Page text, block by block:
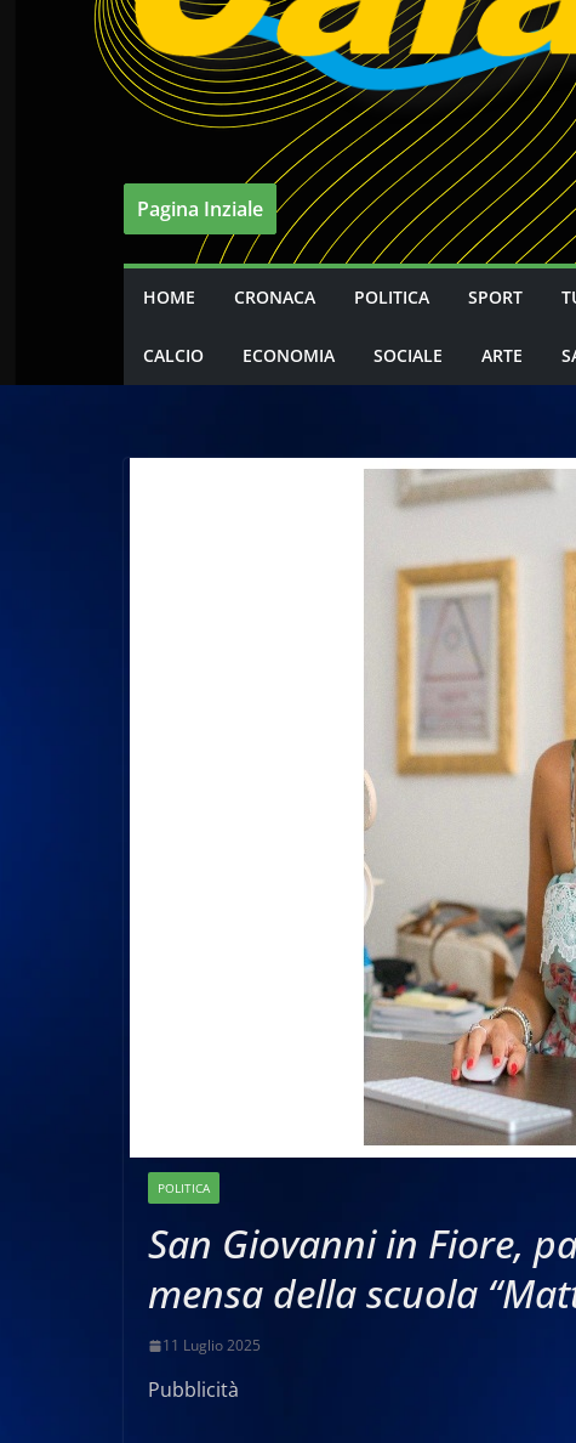
Pagina Inziale
HOME CRONACA POLITICA SPORT
CALCIO ECONOMIA SOCIALE ARTE
POLITICA
San Giovanni in Fiore,
mensa della scuola
11 Luglio 2025
Pubblicità